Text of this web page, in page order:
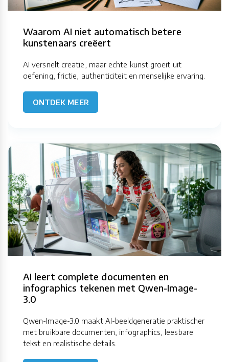
Waarom AI niet automatisch betere
kunstenaars creëert
AI versnelt creatie, maar echte kunst groeit uit
oefening, frictie, authenticiteit en menselijke ervaring.
ONTDEK MEER
AI leert complete documenten en
infographics tekenen met Qwen-Image-
3.0
Qwen-Image-3.0 maakt AI-beeldgeneratie praktischer
met bruikbare documenten, infographics, leesbare
tekst en realistische details.